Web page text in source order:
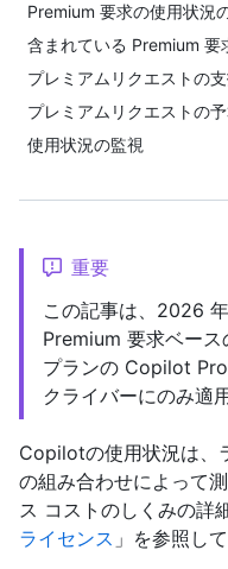
Premium 要求の使用状況
含まれている Premium 要
プレミアムリクエストの
プレミアムリクエストの
使用状況の監視
重要
この記事は、2026
Premium 要求ベー
プランの Copilot
クライバーにのみ適
Copilotの使用状況は、
の組み合わせによって
ス コストのしくみの詳
ライセンス 」を参照し